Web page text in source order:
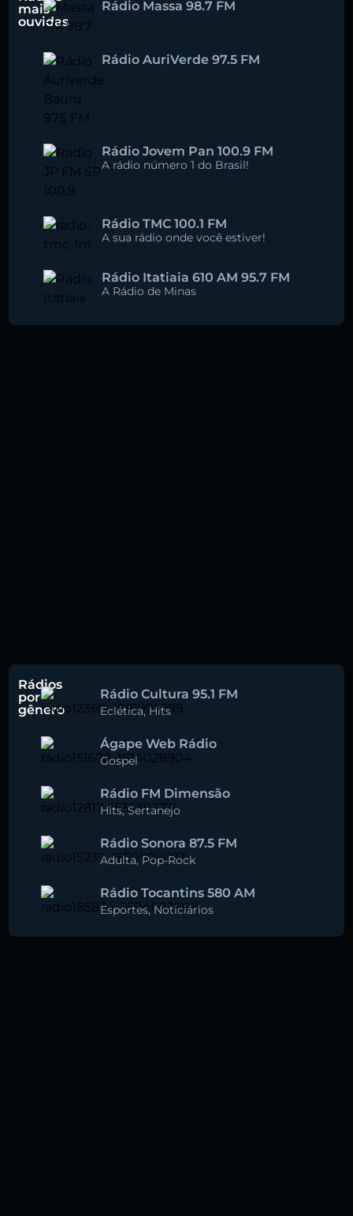
mais
ouvidas
Rádio Massa 98.7 FM
Rádio AuriVerde 97.5 FM
Rádio Jovem Pan 100.9 FM
A rádio número 1 do Brasil!
Rádio TMC 100.1 FM
A sua rádio onde você estiver!
Rádio Itatiaia 610 AM 95.7 FM
A Rádio de Minas
Rádios
por
gênero
Rádio Cultura 95.1 FM
Eclética,Hits
Ágape Web Rádio
Gospel
Rádio FM Dimensão
Hits,Sertanejo
Rádio Sonora 87.5 FM
Adulta,Pop-Rock
Rádio Tocantins 580 AM
Esportes,Noticiários